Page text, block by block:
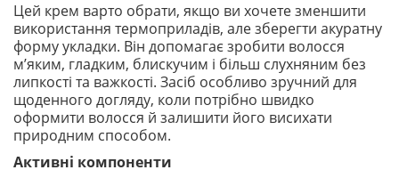
Цей крем варто обрати, якщо ви хочете зменшити
використання термоприладів, але зберегти акуратну
форму укладки. Він допомагає зробити волосся
м’яким, гладким, блискучим і більш слухняним без
липкості та важкості. Засіб особливо зручний для
щоденного догляду, коли потрібно швидко
оформити волосся й залишити його висихати
природним способом.
Активні компоненти